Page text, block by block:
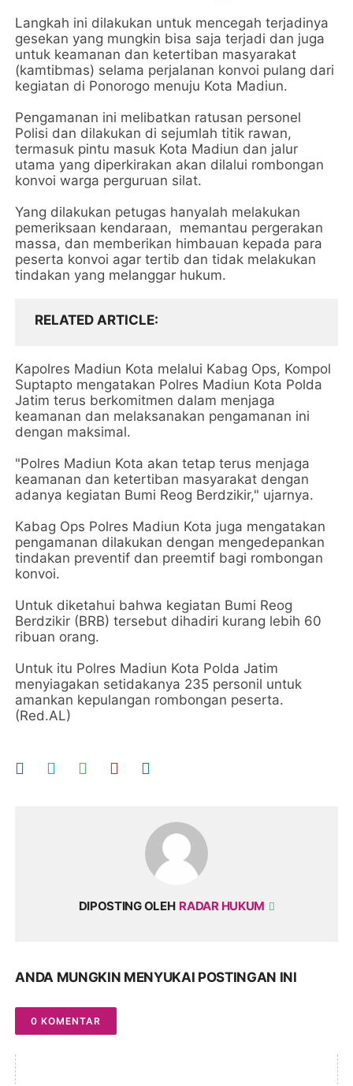
Langkah ini dilakukan untuk mencegah terjadinya
gesekan yang mungkin bisa saja terjadi dan juga
untuk keamanan dan ketertiban masyarakat
(kamtibmas) selama perjalanan konvoi pulang dari
kegiatan di Ponorogo menuju Kota Madiun.
Pengamanan ini melibatkan ratusan personel
Polisi dan dilakukan di sejumlah titik rawan,
termasuk pintu masuk Kota Madiun dan jalur
utama yang diperkirakan akan dilalui rombongan
konvoi warga perguruan silat.
Yang dilakukan petugas hanyalah melakukan
pemeriksaan kendaraan, memantau pergerakan
massa, dan memberikan himbauan kepada para
peserta konvoi agar tertib dan tidak melakukan
tindakan yang melanggar hukum.
RELATED ARTICLE
Kapolres Madiun Kota melalui Kabag Ops, Kompol
Suptapto mengatakan Polres Madiun Kota Polda
Jatim terus berkomitmen dalam menjaga
keamanan dan melaksanakan pengamanan ini
dengan maksimal.
"Polres Madiun Kota akan tetap terus menjaga
keamanan dan ketertiban masyarakat dengan
adanya kegiatan Bumi Reog Berdzikir," ujarnya.
Kabag Ops Polres Madiun Kota juga mengatakan
pengamanan dilakukan dengan mengedepankan
tindakan preventif dan preemtif bagi rombongan
konvoi.
Untuk diketahui bahwa kegiatan Bumi Reog
Berdzikir (BRB) tersebut dihadiri kurang lebih 60
ribuan orang.
Untuk itu Polres Madiun Kota Polda Jatim
menyiagakan setidakanya 235 personil untuk
amankan kepulangan rombongan peserta.
(Red.AL)
DIPOSTING OLEH RADAR HUKUM
ANDA MUNGKIN MENYUKAI POSTINGAN INI
0 KOMENTAR